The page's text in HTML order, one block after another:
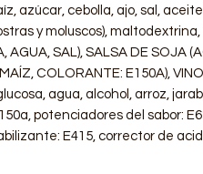
azúcar, cebolla, ajo, sal,
y moluscos), maltodextrina,
AGUA, SAL), SALSA DE SOJA
COLORANTE: E150A),
agua, alcohol, arroz,
potenciadores del sabor:
E415, corrector de